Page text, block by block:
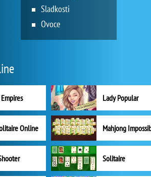
Sladkosti
Ovoce
Lady Popular
Online Mahjong
Solitaire